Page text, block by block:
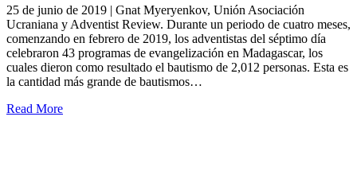
25 de junio de 2019 | Gnat Myeryenkov, Unión Asociación
Ucraniana y Adventist Review. Durante un periodo de cuatro meses,
comenzando en febrero de 2019, los adventistas del séptimo día
celebraron 43 programas de evangelización en Madagascar, los
cuales dieron como resultado el bautismo de 2,012 personas. Esta es
la cantidad más grande de bautismos…
Read More